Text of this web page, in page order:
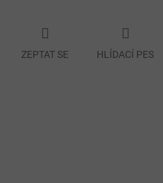
ZEPTAT SE HLÍDACÍ PES